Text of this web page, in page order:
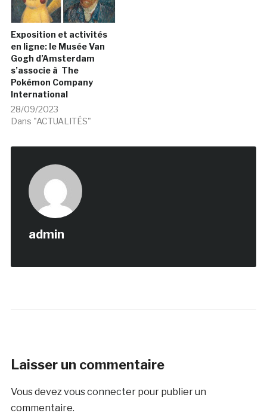
Exposition et activités
en ligne: le Musée Van
Gogh d’Amsterdam
s’associe à The
Pokémon Company
International
28/09/2023
Dans "ACTUALITÉS"
admin
Laisser un commentaire
Vous devezvous connecterpour publier un
commentaire.